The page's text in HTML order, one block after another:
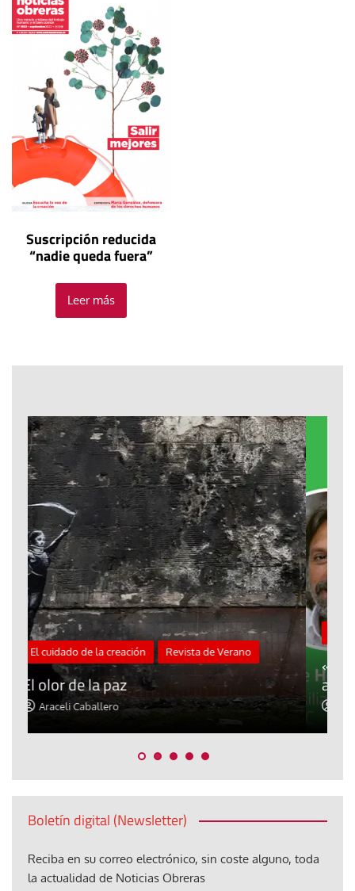
Suscripción reducida
“nadie queda fuera”
Leer más
Blog El Evangelio del trabajo
«Mándame ir hacia ti andando sobre el
agua»
Jorge Hernández
Boletín digital (Newsletter)
Reciba en su correo electrónico, sin coste alguno, toda
la actualidad de Noticias Obreras